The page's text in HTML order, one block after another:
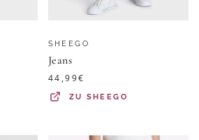
SHEEGO
Jeans
44,99€
ZU SHEEGO